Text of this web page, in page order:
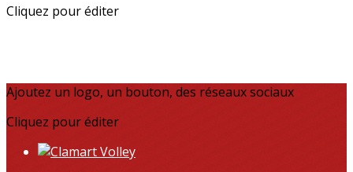
Cliquez pour éditer
Ajoutez un logo, un bouton, des réseaux sociaux
Cliquez pour éditer